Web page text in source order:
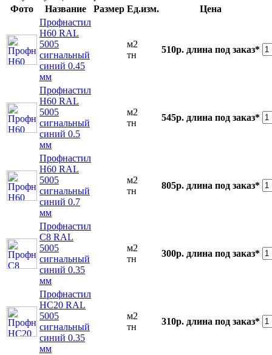
Фото
Название Размер Ед.изм.
Цена
Профнастил
Н60 RAL
5005
сигнальный
синий 0.45
мм
м2
тн
510р. длина под заказ*
Профнастил
Н60 RAL
5005
сигнальный
синий 0.5
мм
м2
тн
545р. длина под заказ*
Профнастил
Н60 RAL
5005
сигнальный
синий 0.7
мм
м2
тн
805р. длина под заказ*
Профнастил
С8 RAL
5005
сигнальный
синий 0.35
мм
м2
тн
300р. длина под заказ*
Профнастил
НС20 RAL
5005
сигнальный
синий 0.35
мм
м2
тн
310р. длина под заказ*